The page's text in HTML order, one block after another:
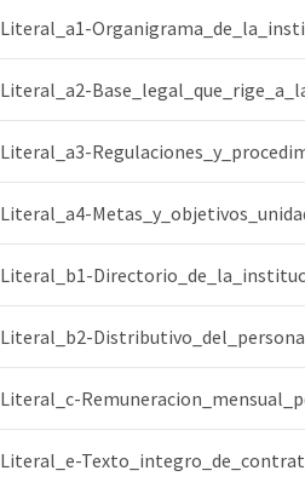
Literal_a1-
Literal_a2-
Literal_a3-
Literal_a4-
Literal_b1-
Literal_b2-
Literal_c-
Literal_e-